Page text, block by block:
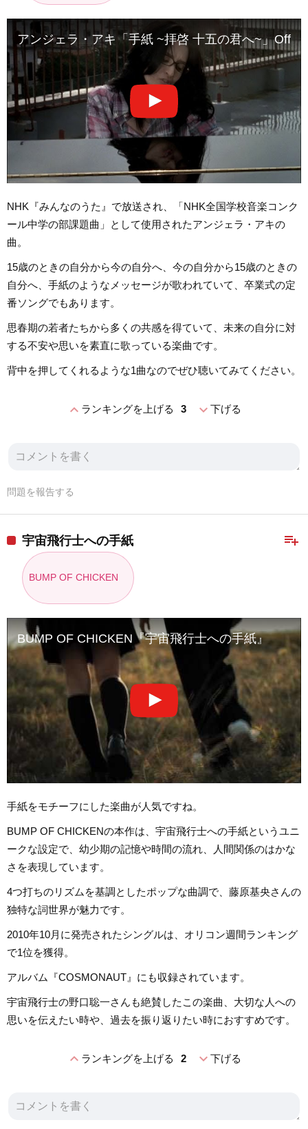
アンジェラ・アキ「手紙 ~拝啓 十五の君へ~」
NHK『みんなのうた』で放送され、「NHK全国学校音楽コンク
ール中学の部課題曲」として使用されたアンジェラ・アキの
曲。
15歳のときの自分から今の自分へ、今の自分から15歳のときの
自分へ、手紙のようなメッセージが歌われていて、卒業式の定
番ソングでもあります。
思春期の若者たちから多くの共感を得ていて、未来の自分に対
する不安や思いを素直に歌っている楽曲です。
背中を押してくれるような1曲なのでぜひ聴いてみてください。
expand_lessランキングを上げる 3 expand_more下げる
問題を報告する
playlist_add
宇宙飛行士への手紙
BUMP OF CHICKEN
BUMP OF CHICKEN『宇宙飛行士への手紙』
手紙をモチーフにした楽曲が人気ですね。
BUMP OF CHICKENの本作は、宇宙飛行士への手紙というユニ
ークな設定で、幼少期の記憶や時間の流れ、人間関係のはかな
さを表現しています。
4つ打ちのリズムを基調としたポップな曲調で、藤原基央さんの
独特な詞世界が魅力です。
2010年10月に発売されたシングルは、オリコン週間ランキング
で1位を獲得。
アルバム『COSMONAUT』にも収録されています。
宇宙飛行士の野口聡一さんも絶賛したこの楽曲、大切な人への
思いを伝えたい時や、過去を振り返りたい時におすすめです。
expand_lessランキングを上げる 2 expand_more下げる